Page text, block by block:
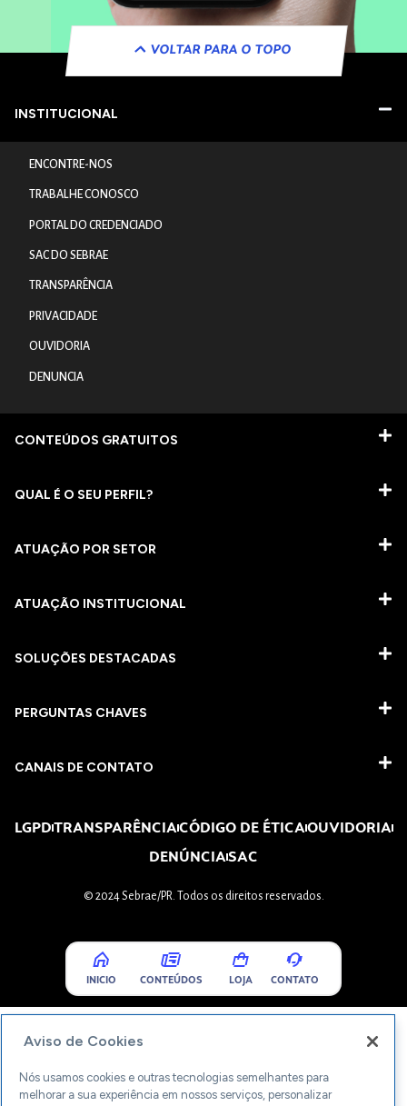
VOLTAR PARA O TOPO
INSTITUCIONAL
ENCONTRE-NOS
TRABALHE CONOSCO
PORTAL DO CREDENCIADO
SAC DO SEBRAE
TRANSPARÊNCIA
PRIVACIDADE
OUVIDORIA
DENUNCIA
CONTEÚDOS GRATUITOS
QUAL É O SEU PERFIL?
ATUAÇÃO POR SETOR
ATUAÇÃO INSTITUCIONAL
SOLUÇÕES DESTACADAS
PERGUNTAS CHAVES​
CANAIS DE CONTATO
LGPDTRANSPARÊNCIACÓDIGO DE ÉTICAOUVIDORIA
DENÚNCIASAC
© 2024 Sebrae/PR. Todos os direitos reservados.
INICIO CONTEÚDOS LOJA CONTATO
Aviso de Cookies
Nós usamos cookies e outras tecnologias semelhantes para
melhorar a sua experiência em nossos serviços, personalizar